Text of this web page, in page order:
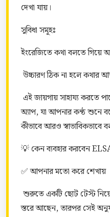
দেখা যায়।
সুবিধা সমূহঃ
ইংরেজিতে কথা বলতে গিয়ে
উচ্চারণ ঠিক না হলে কথার
এই জায়গায় সাহায্য করতে
অ্যাপ, যা আপনার কণ্ঠ শুনে
কীভাবে আরও স্বাভাবিকভাবে
💡 কেন ব্যবহার করবেন
✅ আপনার মতো করে শেখায়
শুরুতে একটি ছোট টেস্ট
স্তরে আছেন, তারপর সেই